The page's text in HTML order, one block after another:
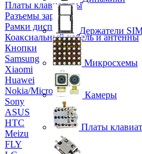
Платы клавиатуры
Разъемы зарядки
Рамки дисплея
Коаксиальный кабель и антенны
Кнопки
Samsung
Xiaomi
Huawei
Nokia/Microsoft
Sony
ASUS
HTC
Meizu
FLY
Держатели
Микросхемы
Камеры
Платы